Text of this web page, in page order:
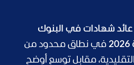
عائد شهادات في البنوك
في نطاق محدود من
مقابل توسع أوضح